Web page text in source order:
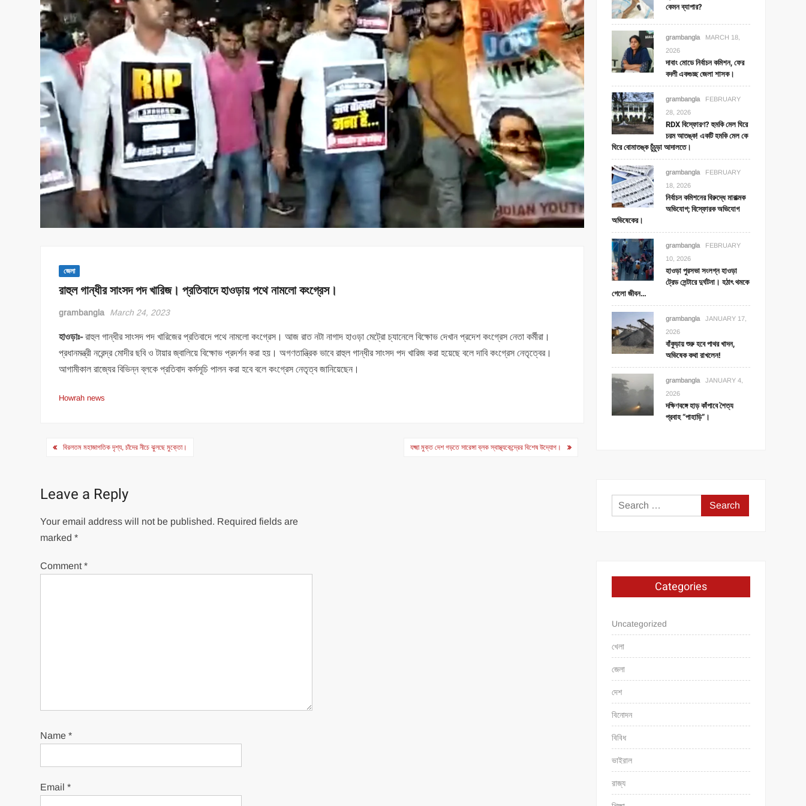
জেলা
রাহুল গান্ধীর সাংসদ পদ খারিজ। প্রতিবাদে হাওড়ায় পথে নামলো কংগ্রেস।
grambangla March 24, 2023
হাওড়াঃ-রাহুল গান্ধীর সাংসদ পদ খারিজের প্রতিবাদে পথে নামলো কংগ্রেস। আজ রাত নটা নাগাদ হাওড়া মেট্রো চ্যানেলে বিক্ষোভ দেখান প্রদেশ কংগ্রেস নেতা কর্মীরা।
প্রধানমন্ত্রী নরেন্দ্র মোদীর ছবি ও টায়ার জ্বালিয়ে বিক্ষোভ প্রদর্শন করা হয়। অগণতান্ত্রিক ভাবে রাহুল গান্ধীর সাংসদ পদ খারিজ করা হয়েছে বলে দাবি কংগ্রেস নেতৃত্বের।
আগামীকাল রাজ্যের বিভিন্ন ব্লকে প্রতিবাদ কর্মসূচি পালন করা হবে বলে কংগ্রেস নেতৃত্ব জানিয়েছেন।
Howrah news
Post
বিরলতম মহাজাগতিক দৃশ্য, চাঁদের নীচে ঝুলছে মুক্তো। যক্ষ্মা মুক্ত দেশ গড়তে সারেঙ্গা ব্লক স্বাস্থ্যকেন্দ্রের বিশেষ উদ্যোগ।
Leave a Reply
Your email address will not be published. Required fields are
marked*
Comment*
Name*
Email*
কেমন ব্যাপার?
grambangla
MARCH 18,
2026
দাবাং মোডে নির্বাচন কমিশন, ফের
বদলী একগুচ্ছ জেলা শাসক।
grambangla
FEBRUARY
28, 2026
RDX বিস্ফোরণ? হুমকি মেল ঘিরে
চরম আতঙ্ক! একটি হমকি মেল কে
ঘিরে বোমাতঙ্ক চুঁচুড়া আদালতে।
grambangla
FEBRUARY
18, 2026
নির্বাচন কমিশনের বিরুদ্ধে মারাত্মক
অভিযোগ; বিস্ফোরক অভিযোগ
অভিষেকের।
grambangla
FEBRUARY
10, 2026
হাওড়া পুরসভা সংলগ্ন হাওড়া
ট্রেড সেন্টারে দুর্ঘটনা। হঠাৎ থমকে
গেলো জীবন…
grambangla
JANUARY 17,
2026
বাঁকুড়ায় শুরু হবে পাথর খাদন,
অভিষেক কথা রাখলেন!
grambangla
JANUARY 4,
2026
দক্ষিণবঙ্গে হাড় কাঁপাবে শৈত্য
প্রবাহ “পাহাড়ি”।
Search
for:
Categories
Uncategorized
খেলা
জেলা
দেশ
বিনোদন
বিবিধ
ভাইরাল
রাজ্য